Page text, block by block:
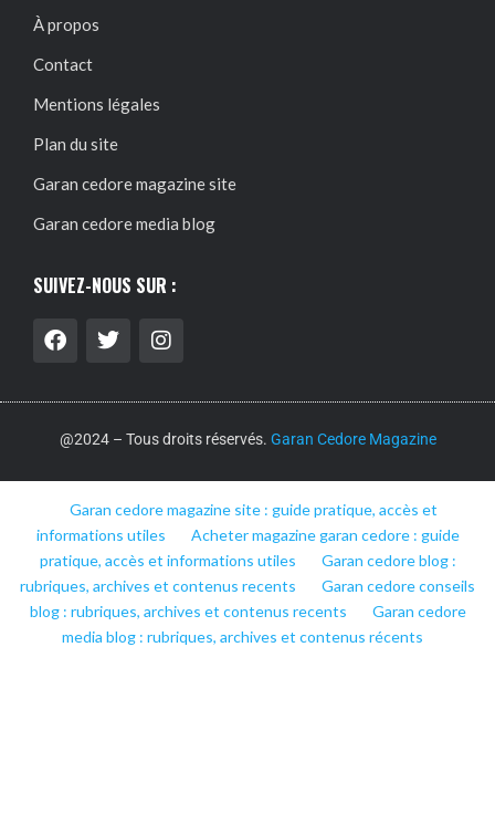
À propos
Contact
Mentions légales
Plan du site
Garan cedore magazine site
Garan cedore media blog
SUIVEZ-NOUS SUR :
@2024 – Tous droits réservés. Garan Cedore Magazine
Garan cedore magazine site : guide pratique, accès et
informations utiles
Acheter magazine garan cedore : guide
pratique, accès et informations utiles
Garan cedore blog :
rubriques, archives et contenus recents
Garan cedore conseils
blog : rubriques, archives et contenus recents
Garan cedore
media blog : rubriques, archives et contenus récents